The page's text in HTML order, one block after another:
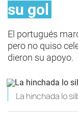
su gol
El portugués
pero no quiso
dieron su apoyo.
La hinchada lo